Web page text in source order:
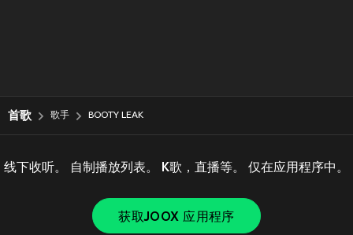
首歌 歌手 BOOTY LEAK
线下收听。 自制播放列表。 K歌，直播等。 仅在应用程序中。
获取JOOX 应用程序